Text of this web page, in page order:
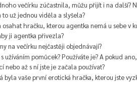
večírku zúčastnila, můžu přijít i na další?
už jednou viděla a slyšela?
hračku, kterou agentka nemá u sebe v
ji agentka přivezla?
na večírku nejčastěji objednávají?
užíváním pomůcek? Používáte je? A pokud
nebo až s ní jste je začala používat?
byla vaše první erotická hračka, kterou jste